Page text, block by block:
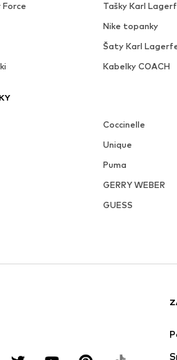
Force
Tašky Karl
Nike topanky
Šaty Karl
Kabelky COACH
Coccinelle
Unique
Puma
GERRY WEBER
GUESS